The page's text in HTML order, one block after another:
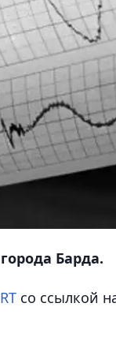
Барда.
RT со ссылкой